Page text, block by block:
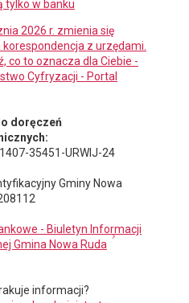
tylko w banku
2026 r. zmienia się
z urzędami.
co to oznacza dla Ciebie -
Cyfryzacji - Portal
doręczeń
35451-URWIJ-24
Gminy Nowa
- Biuletyn Informacji
Gmina Nowa Ruda
informacji?